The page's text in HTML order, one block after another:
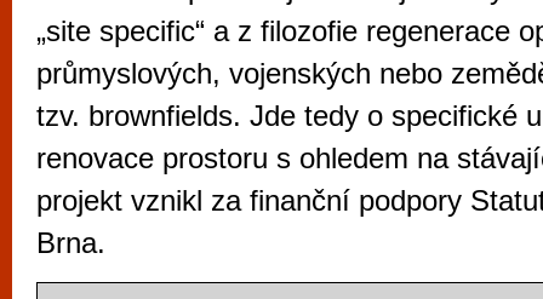
„site specific“ a z filozofie regenerace
průmyslových, vojenských nebo
tzv. brownfields. Jde tedy o specifické
renovace prostoru s ohledem na
projekt vznikl za finanční podpory
Brna.